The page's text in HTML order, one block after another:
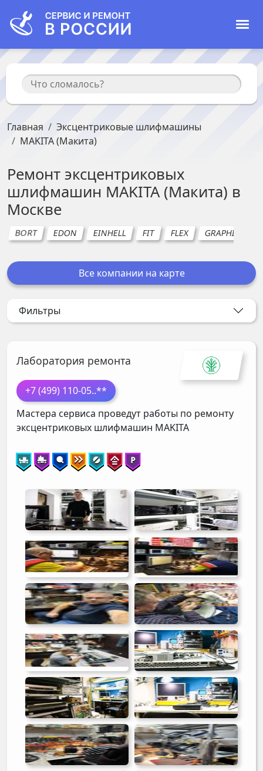
Главная
Эксцентриковые шлифмашины
MAKITA (Макита)
Ремонт эксцентриковых
шлифмашин MAKITA (Макита) в
Москве
BORT EDON EINHELL FIT FLEX GRAPHITE
Все компании на карте
Фильтры
Лаборатория ремонта
+7 (499) 110-05..**
Мастера сервиса проведут работы по ремонту
эксцентриковых шлифмашин MAKITA